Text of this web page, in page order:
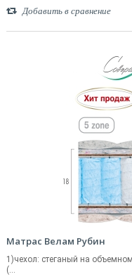
Добавить в сравнение
Матрас Велам Рубин
1)чехол: стеганый на
(...